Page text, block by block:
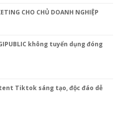
CHO CHỦ DOANH NGHIỆP
không tuyển dụng đóng
Tiktok sáng tạo, độc đáo dễ